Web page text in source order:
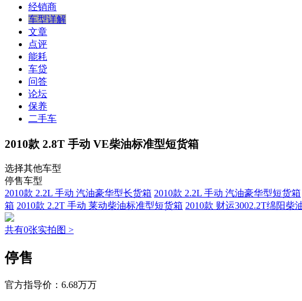
经销商
车型详解
文章
点评
能耗
车贷
问答
论坛
保养
二手车
2010款 2.8T 手动 VE柴油标准型短货箱
选择其他车型
停售车型
2010款 2.2L 手动 汽油豪华型长货箱 2010款 2.2L 手动 汽油豪华型短货箱
箱 2010款 2.2T 手动 莱动柴油标准型短货箱 2010款 财运3002.2T绵阳
共有0张实拍图 >
停售
官方指导价： 6.68万万